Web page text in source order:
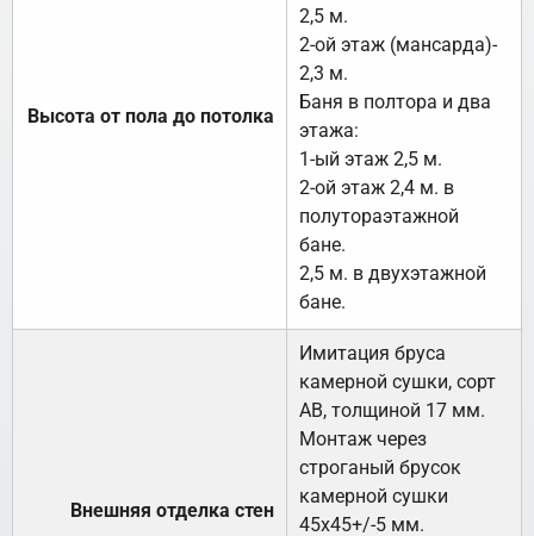
Высота от пола до потолка
2,5 м.
2-ой этаж (мансарда)-
2,3 м.
Баня в полтора и два
этажа:
1-ый этаж 2,5 м.
2-ой этаж 2,4 м. в
полутораэтажной
бане.
2,5 м. в двухэтажной
бане.
Внешняя отделка стен
Имитация бруса
камерной сушки, сорт
АВ, толщиной 17 мм.
Монтаж через
строганый брусок
камерной сушки
45х45+/-5 мм.